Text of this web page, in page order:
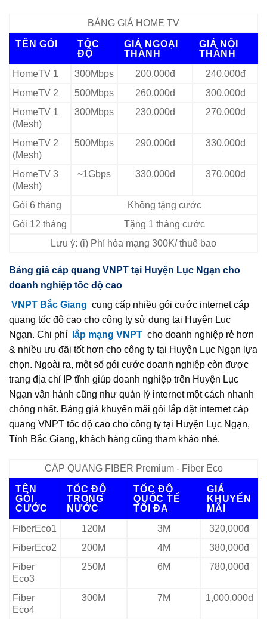
BẢNG GIÁ HOME TV
TÊN GÓI
TỐC
ĐỘ
GIÁ NGOẠI
THÀNH
GIÁ NỘI
THÀNH
HomeTV 1
300Mbps 200,000đ
240,000đ
HomeTV 2
500Mbps 260,000đ
300,000đ
HomeTV 1
(Mesh)
300Mbps 230,000đ 270,000đ
HomeTV 2
(Mesh)
500Mbps 290,000đ 330,000đ
HomeTV 3
(Mesh)
~1Gbps 330,000đ 370,000đ
Gói 6 tháng
Không tặng cước
Gói 12 tháng
Tặng 1 tháng cước
Lưu ý: (i) Phí hòa mạng 300K/ thuê bao
Bảng giá cáp quang VNPT tại Huyện Lục Ngạn cho
doanh nghiệp tốc độ cao
VNPT Bắc Giang cung cấp nhiều gói cước internet cáp
quang tốc độ cao cho công ty sử dụng tại Huyện Lục
Ngạn. Chi phí
lắp mạng VNPT cho doanh nghiệp rẻ hơn
& nhiều ưu đãi tốt hơn cho công ty tại Huyện Lục Ngạn lựa
chọn. Ngoài ra, một số gói cước doanh nghiệp còn được
trang địa chỉ IP tĩnh giúp doanh nghiệp trên Huyện Lục
Ngạn vận hành cũng như quản lý internet một cách nhanh
chóng nhất. Bảng giá khuyến mãi gói lắp đặt internet cáp
quang VNPT tốc độ cao cho công ty tại Huyện Lục Ngạn,
Tỉnh Bắc Giang, khách hàng cũng tham khảo nhé.
CÁP QUANG FIBER Premium - Fiber Eco
TÊN
GÓI
CƯỚC
TỐC ĐỘ
TRONG
NƯỚC
TỐC ĐỘ
QUỐC TẾ
TỐI ĐA
GIÁ
KHUYẾN
MÃI
FiberEco1
120M 3M
320,000đ
FiberEco2
200M 4M
380,000đ
Fiber
Eco3
250M 6M 780,000đ
Fiber
Eco4
300M 7M 1,000,000đ